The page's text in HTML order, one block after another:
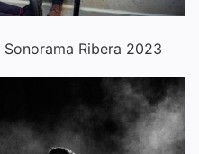
Ribera 2023